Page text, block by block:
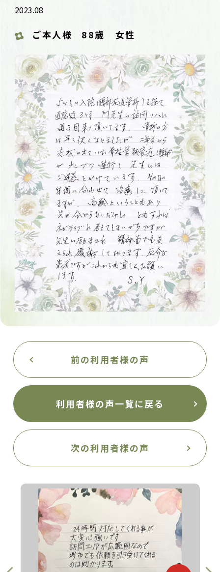
2023.08
ご本人様 88歳 女性
前の利用者様の声
利用者様の声一覧に戻る
次の利用者様の声